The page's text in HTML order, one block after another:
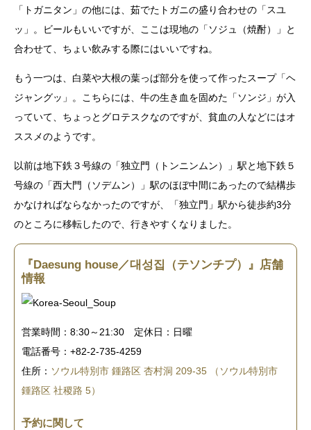
「トガニタン」の他には、茹でたトガニの盛り合わせの「スユ
ッ」。ビールもいいですが、ここは現地の「ソジュ（焼酎）」と
合わせて、ちょい飲みする際にはいいですね。
もう一つは、白菜や大根の葉っぱ部分を使って作ったスープ「ヘ
ジャングッ」。こちらには、牛の生き血を固めた「ソンジ」が入
っていて、ちょっとグロテスクなのですが、貧血の人などにはオ
ススメのようです。
以前は地下鉄３号線の「独立門（トンニンムン）」駅と地下鉄５
号線の「西大門（ソデムン）」駅のほぼ中間にあったので結構歩
かなければならなかったのですが、「独立門」駅から徒歩約3分
のところに移転したので、行きやすくなりました。
『Daesung house／대성집（テソンチプ）』店舗
情報
営業時間：8:30～21:30 定休日：日曜
電話番号：+82-2-735-4259
住所： ソウル特別市 鍾路区 杏村洞 209-35 （ソウル特別市
鍾路区 社稷路 5）
予約に関して